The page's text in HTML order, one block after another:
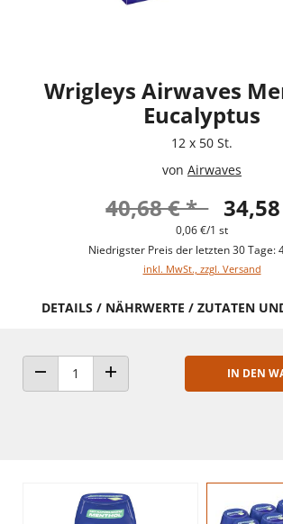
Wrigleys Airwaves
Eucalyptus
12 x 50 St.
von Airwaves
40,68 € *
0,06 €/1 st
Niedrigster Preis der letzten 30 Tage:
inkl. MwSt., zzgl. Versand
DETAILS / NÄHRWERTE / ZUTATEN
ANZAHL VERRINGERNANZAHL ERHÖHEN
IN DEN